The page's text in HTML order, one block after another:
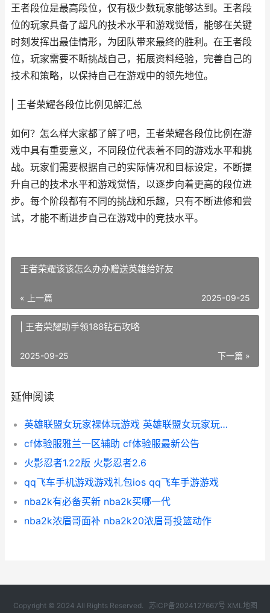
王者段位是最高段位，仅有极少数玩家能够达到。王者段
位的玩家具备了超凡的技术水平和游戏觉悟，能够在关键
时刻发挥出最佳情形，为团队带来最终的胜利。在王者段
位，玩家需要不断挑战自己，拓展资料经验，完善自己的
技术和策略，以保持自己在游戏中的领先地位。
| 王者荣耀各段位比例见解汇总
如何？怎么样大家都了解了吧，王者荣耀各段位比例在游
戏中具有重要意义，不同段位代表着不同的游戏水平和挑
战。玩家们需要根据自己的实际情况和目标设定，不断提
升自己的技术水平和游戏觉悟，以逐步向着更高的段位进
步。每个阶段都有不同的挑战和乐趣，只有不断进修和尝
试，才能不断进步自己在游戏中的竞技水平。
王者荣耀该该怎么办办赠送英雄给好友
« 上一篇 2025-09-25
| 王者荣耀助手领188钻石攻略
下一篇 »
2025-09-25
延伸阅读
英雄联盟女玩家裸体玩游戏 英雄联盟女玩家玩的最多的英雄
cf体验服雅兰一区辅助 cf体验服最新公告
火影忍者1.22版 火影忍者2.6
qq飞车手机游戏游戏礼包ios qq飞车手游游戏
nba2k有必备买新 nba2k买哪一代
nba2k浓眉哥面补 nba2k20浓眉哥投篮动作
Copyright © 2024 All Rights Reserved. 苏ICP备2024127667号 XML地图